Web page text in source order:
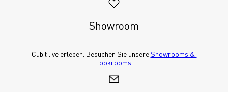
Showroom
Cubit live erleben. Besuchen Sie unsere Showrooms &
Lookrooms